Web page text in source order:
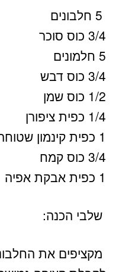
3/4 כוס סוכר
5 חלמונים
3/4 כוס דבש
1/2 כוס שמן
1/4 כפית ציפורן
1 כפית קינמון שטוחה
3/4 כוס קמח
1 כפית אבקת אפיה
שלבי הכנה:
מקציפים את